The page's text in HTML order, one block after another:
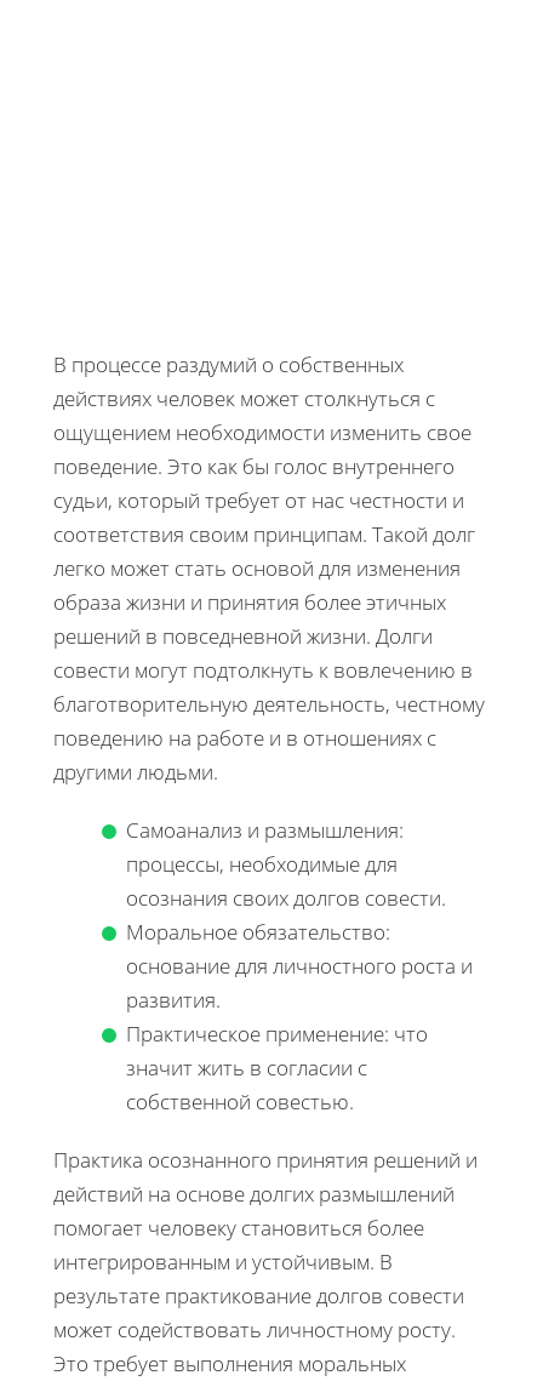
В процессе раздумий о собственных
действиях человек может столкнуться с
ощущением необходимости изменить свое
поведение. Это как бы голос внутреннего
судьи, который требует от нас честности и
соответствия своим принципам. Такой долг
легко может стать основой для изменения
образа жизни и принятия более этичных
решений в повседневной жизни. Долги
совести могут подтолкнуть к вовлечению в
благотворительную деятельность, честному
поведению на работе и в отношениях с
другими людьми.
Самоанализ и размышления:
процессы, необходимые для
осознания своих долгов совести.
Моральное обязательство:
основание для личностного роста и
развития.
Практическое применение: что
значит жить в согласии с
собственной совестью.
Практика осознанного принятия решений и
действий на основе долгих размышлений
помогает человеку становиться более
интегрированным и устойчивым. В
результате практикование долгов совести
может содействовать личностному росту.
Это требует выполнения моральных